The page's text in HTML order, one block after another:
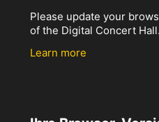
Please update your
of the Digital Concert Hall.
Learn more